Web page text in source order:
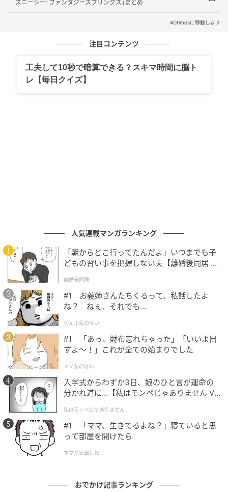
「アンパンマンワールドを遊びながら体験できる」と
いう体験価値を核に、2・3Fのミュージアムフロアと
1Fのショップ＆フードエリアの2ゾーンで成り立ってい
20周年を記念した特別ロゴも公開されました。
アム＆モール」外観
2007年4月の開業時は「横浜アンパンマンこどもミュ
プンしました。
ズニーシー｢ファンタジースプリングス｣まとめ
※Dtimesに移動します
注目コンテンツ
工夫して10秒で暗算できる？スキマ時間に脳ト
レ【毎日クイズ】
人気連載マンガランキング
「朝からどこ行ってたんだよ」いつまでも子
どもの習い事を把握しない夫【離婚後同居 Vo
離婚後同居
#1 お義姉さんたちくるって、私話したよ
ね？ ねぇ、それでも…
ぜんぶ私のせい
#1 「あっ、財布忘れちゃった」「いいよ出
すよ〜！」これが全ての始まりでした
ママ友の財布
入学式からわずか3日、娘のひと言が運命の
分かれ道に…【私はモンペじゃありません Vo
私はモンペじゃありません
#1 「ママ、生きてるよね？」寝ていると思
って部屋を開けたら
ママが家出した
おでかけ記事ランキング